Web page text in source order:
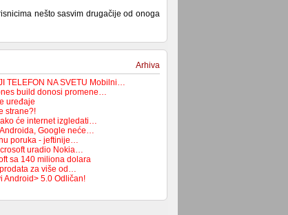
nešto sasvim drugačije od onoga
Arhiva
TELEFON NA SVETU Mobilni…
build donosi promene…
uređaje
strane?!
će internet izgledati…
Google neće…
poruka - jeftinije…
uradio Nokia…
sa 140 miliona dolara
za više od…
Android> 5.0 Odličan!